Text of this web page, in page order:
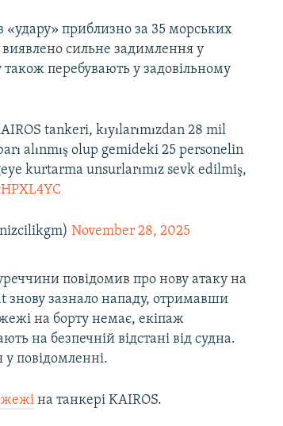
приблизно за 35 морських
сильне задимлення у
перебувають у задовільному
tankeri, kıyılarımızdan 28 mil
alınmış olup gemideki 25 personelin
kurtarma unsurlarımız sevk edilmiş,
November 28, 2025
повідомив про нову атаку на
знову зазнало нападу, отримавши
на борту немає, екіпаж
на безпечній відстані від судна.
у повідомленні.
на танкері KAIROS.